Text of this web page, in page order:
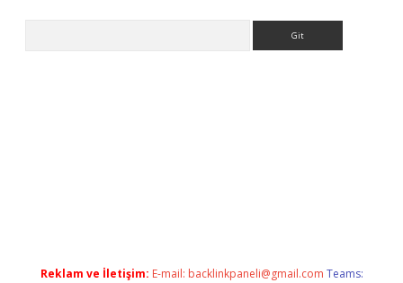
Reklam ve İletişim: E-mail: backlinkpaneli@gmail.com Teams: